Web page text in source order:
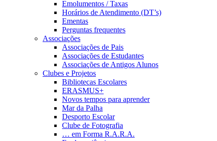
Emolumentos / Taxas
Horários de Atendimento (DT’s)
Ementas
Perguntas frequentes
Associações
Associações de Pais
Associações de Estudantes
Associações de Antigos Alunos
Clubes e Projetos
Bibliotecas Escolares
ERASMUS+
Novos tempos para aprender
Mar da Palha
Desporto Escolar
Clube de Fotografia
… em Forma R.A.R.A.